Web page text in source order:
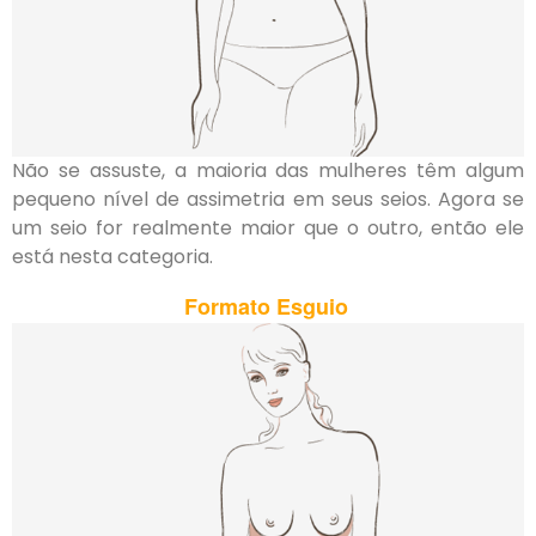
Não se assuste, a maioria das mulheres têm algum
pequeno nível de assimetria em seus seios. Agora se
um seio for realmente maior que o outro, então ele
está nesta categoria.
Formato Esguio